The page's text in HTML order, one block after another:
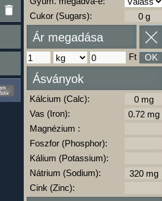
Ha ma már nem eszel/sportolsz többet,
kattints a kiértékelésre!
A Kalória Szimulátor Prémium funkció.
-
Cukor (Sugars):
Ár megadása
Ft OK
Ásványok
Kálcium (Calc):
Vas (Iron):
Magnézium :
Foszfor (Phosphor):
Kálium (Potassium):
Nátrium (Sodium):
Cink (Zinc):